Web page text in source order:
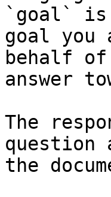
`goal` is
goal you
behalf
answer
The
question
the